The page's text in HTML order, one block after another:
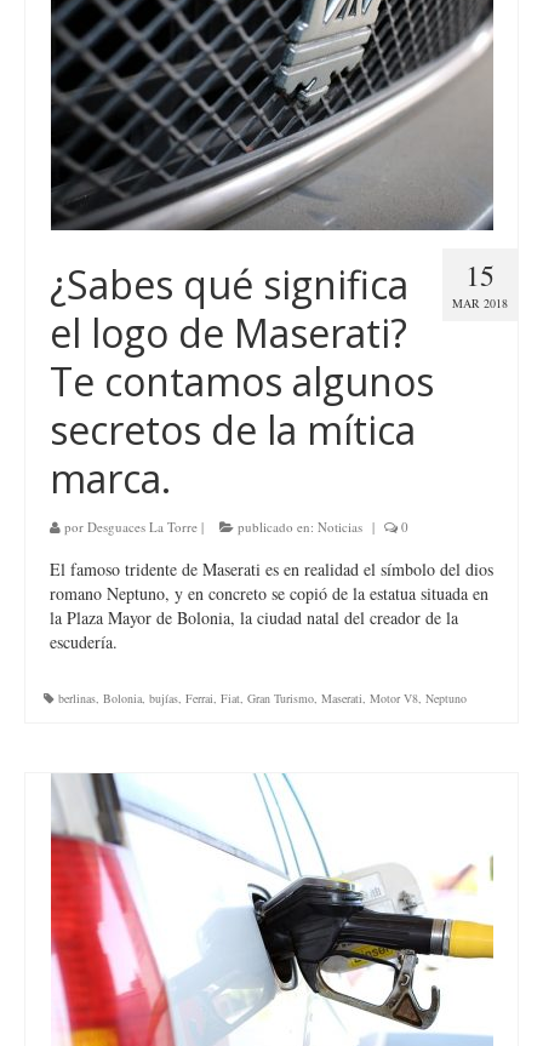
15
MAR 2018
¿Sabes qué significa
el logo de Maserati?
Te contamos algunos
secretos de la mítica
marca.
por Desguaces La Torre | publicado en: Noticias | 0
El famoso tridente de Maserati es en realidad el símbolo del dios
romano Neptuno, y en concreto se copió de la estatua situada en
la Plaza Mayor de Bolonia, la ciudad natal del creador de la
escudería.
berlinas, Bolonia, bujías, Ferrai, Fiat, Gran Turismo, Maserati, Motor V8, Neptuno